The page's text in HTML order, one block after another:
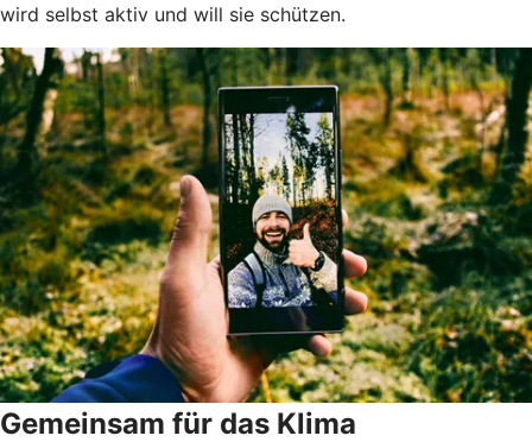
wird selbst aktiv und will sie schützen.
Gemeinsam für das Klima